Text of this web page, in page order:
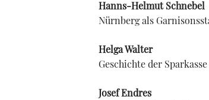
Hanns-Helmut Schnebel
Nürnberg als
Helga Walter
Geschichte der
Josef Endres